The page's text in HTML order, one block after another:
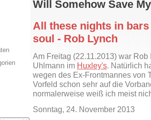
Will Somehow Save
All these nights in
soul - Rob Lynch
Am Freitag (22.11.2013) war
Uhlmann im Huxley's. Natürlich
wegen des Ex-Frontmannes von
Vorfeld schon sehr auf die
normalerweise weiß ich meist
Sonntag, 24. November 2013